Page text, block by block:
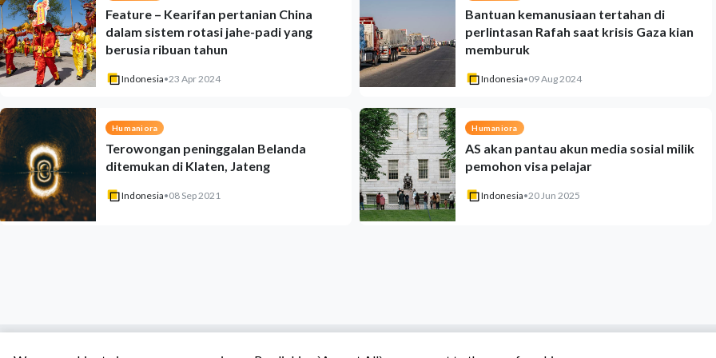
Feature – Kearifan pertanian China
dalam sistem rotasi jahe-padi yang
berusia ribuan tahun
Indonesia•23 Apr 2024
Bantuan kemanusiaan tertahan di
perlintasan Rafah saat krisis Gaza kian
memburuk
Indonesia•09 Aug 2024
Humaniora
Terowongan peninggalan Belanda
ditemukan di Klaten, Jateng
Indonesia•08 Sep 2021
Humaniora
AS akan pantau akun media sosial milik
pemohon visa pelajar
Indonesia•20 Jun 2025